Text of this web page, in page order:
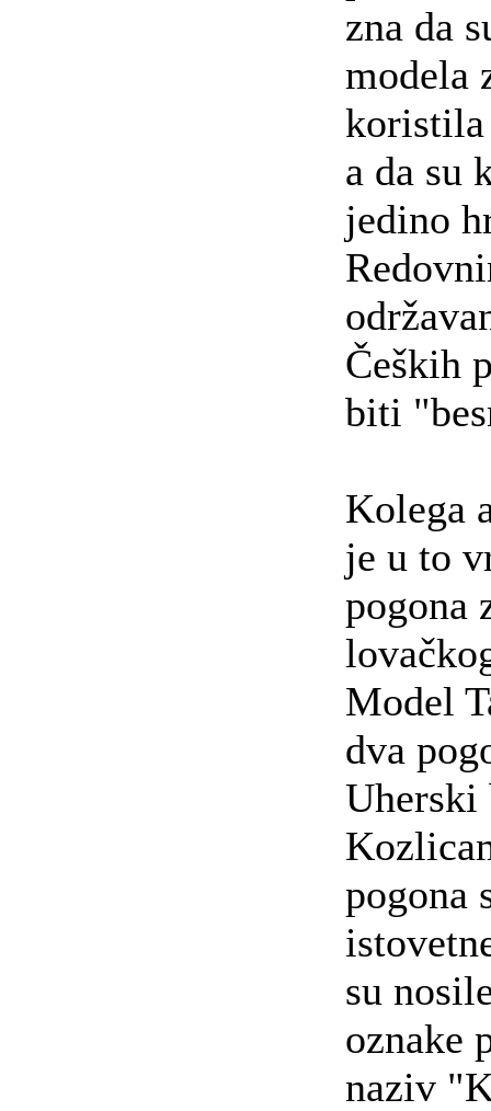
zna da
modela
a da su
jedino
Čeških
biti
Kolega
je u to
pogona
Model
dva
Uherski
pogona
su
oznake
naziv